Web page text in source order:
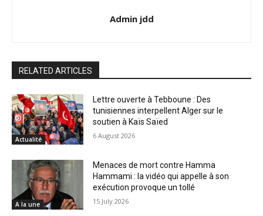
Admin jdd
RELATED ARTICLES
Actualité
Lettre ouverte à Tebboune : Des
tunisiennes interpellent Alger sur le
soutien à Kaïs Saïed
6 August 2026
A la une
Menaces de mort contre Hamma
Hammami : la vidéo qui appelle à son
exécution provoque un tollé
15 July 2026